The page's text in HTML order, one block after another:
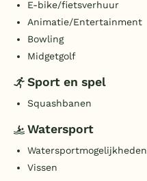
E-bike/fietsverhuur
Animatie/Entertainment
Bowling
Midgetgolf
Sport en spel
Squashbanen
Watersport
Watersportmogelijkheden
Vissen